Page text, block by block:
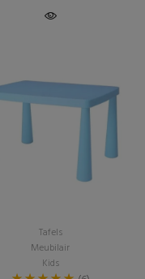
Tafels
Meubilair
Kids